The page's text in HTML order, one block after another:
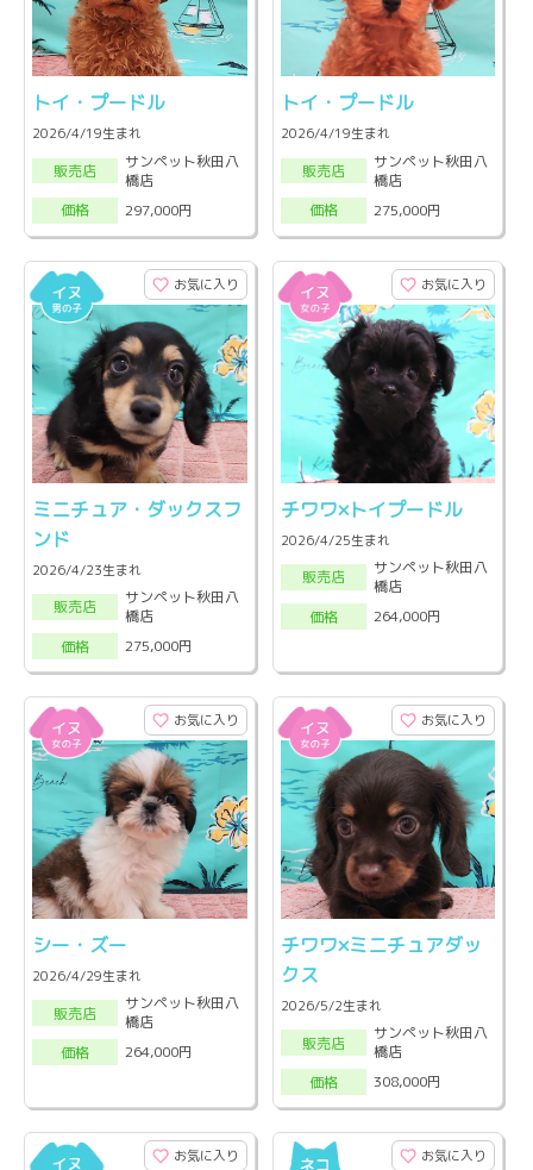
トイ・プードル
2026/4/19生まれ
販売店
サンペット秋田八
橋店
価格
297,000円
トイ・プードル
2026/4/19生まれ
販売店
サンペット秋田八
橋店
価格
275,000円
お気に入り
ミニチュア・ダックスフ
ンド
2026/4/23生まれ
販売店
サンペット秋田八
橋店
価格
275,000円
お気に入り
チワワ×トイプードル
2026/4/25生まれ
販売店
サンペット秋田八
橋店
価格
264,000円
お気に入り
シー・ズー
2026/4/29生まれ
販売店
サンペット秋田八
橋店
価格
264,000円
お気に入り
チワワ×ミニチュアダッ
クス
2026/5/2生まれ
販売店
サンペット秋田八
橋店
価格
308,000円
お気に入り お気に入り